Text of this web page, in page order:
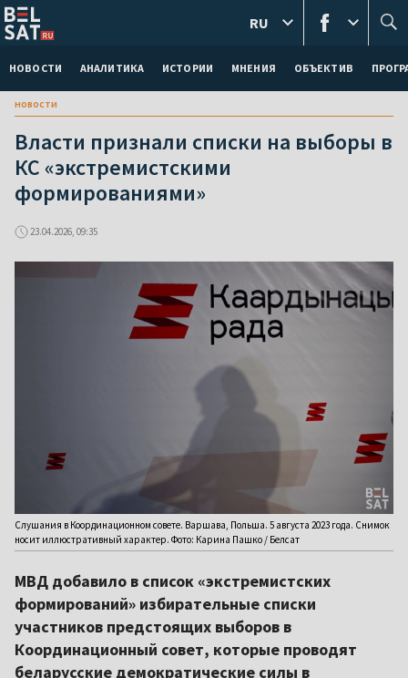
НОВОСТИ АНАЛИТИКА ИСТОРИИ МНЕНИЯ ОБЪЕКТИВ
RU
новости
Власти признали списки на выборы в
КС «экстремистскими
формированиями»
23.04.2026, 09:35
Слушания в Координационном совете. Варшава, Польша. 5 августа 2023 года. Снимок
носит иллюстративный характер. Фото: Карина Пашко / Белсат
МВД добавило в список «экстремистских
формирований» избирательные списки
участников предстоящих выборов в
Координационный совет, которые проводят
беларусские демократические силы в